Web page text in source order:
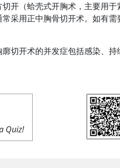
开（蛤壳式开胸术，主要用
采用正中胸骨切开术。如有
切开术的并发症包括感染、
Quiz!